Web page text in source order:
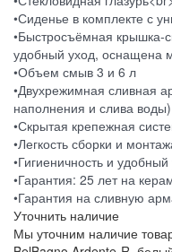
•Сиденье в комплекте с
•Быстросъёмная крышка-
удобный уход, оснащена
•Объем смыв 3 и 6 л
•Двухрежимная сливная
наполнения и слива воды)
•Скрытая крепежная
•Легкость сборки и
•Гигиеничность и
•Гарантия: 25 лет на
•Гарантия на сливную
Уточнить наличие
Мы уточним наличие